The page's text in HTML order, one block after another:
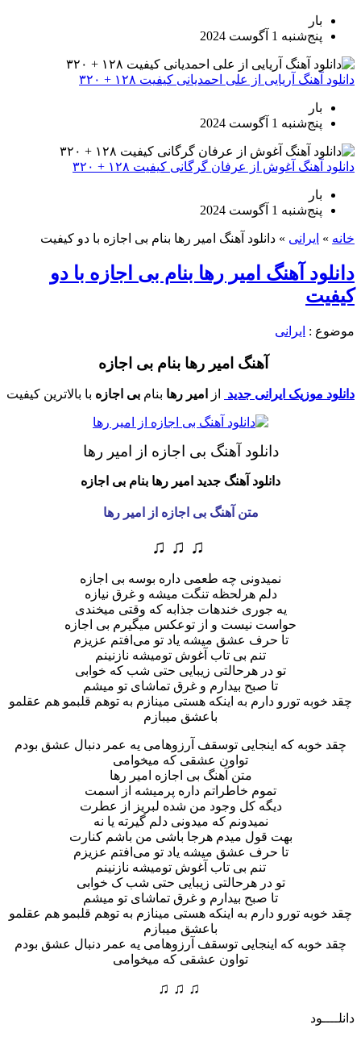
بار
پنج‌شنبه 1 آگوست 2024
دانلود آهنگ آریایی از علی احمدیانی کیفیت ۱۲۸ + ۳۲۰
بار
پنج‌شنبه 1 آگوست 2024
دانلود آهنگ آغوش از عرفان گرگانی کیفیت ۱۲۸ + ۳۲۰
بار
پنج‌شنبه 1 آگوست 2024
خانه » ایرانی » دانلود آهنگ امیر رها بنام بی اجازه با دو کیفیت
دانلود آهنگ امیر رها بنام بی اجازه با دو
کیفیت
موضوع : ایرانی
آهنگ امیر رها بنام بی اجازه
دانلود موزیک ایرانی جدید از امیر رها بنام بی اجازه با بالاترین کیفیت
دانلود آهنگ بی اجازه از امیر رها
دانلود آهنگ جدید امیر رها بنام بی اجازه
متن آهنگ بی اجازه از امیر رها
♫ ♫ ♫
نمیدونی چه طعمی داره بوسه بی اجازه
دلم هرلحظه تنگت میشه و غرق نیازه
یه جوری خندهات جذابه که وقتی میخندی
حواست نیست و از توعکس میگیرم‌ بی اجازه
تا حرف عشق میشه یاد تو می‌افتم عزیزم
تنم بی تاب آغوش تومیشه نازنینم
تو در هرحالتی زیبایی حتی شب که خوابی
تا صبح بیدارم و غرق تماشای تو میشم
چقد خوبه تورو دارم به اینکه هستی مینازم به توهم قلبمو هم عقلمو
باعشق میبازم
چقد خوبه که اینجایی توسقف آرزوهامی یه عمر دنبال عشق بودم
تواون عشقی که میخوامی
متن آهنگ بی اجازه امیر رها
تموم خاطراتم داره پرمیشه از اسمت
دیگه کل وجود من شده لبریز از عطرت
نمیدونم که میدونی دلم گیرته یا نه
بهت قول میدم هرجا باشی من باشم کنارت
تا حرف عشق میشه یاد تو می‌افتم عزیزم
تنم بی تاب آغوش تومیشه نازنینم
تو در هرحالتی زیبایی حتی شب ک خوابی
تا صبح بیدارم و غرق تماشای تو میشم
چقد خوبه تورو دارم به اینکه هستی مینازم به توهم قلبمو هم عقلمو
باعشق میبازم
چقد خوبه که اینجایی توسقف آرزوهامی یه عمر دنبال عشق بودم
تواون عشقی که میخوامی
♫ ♫ ♫
دانلــــود